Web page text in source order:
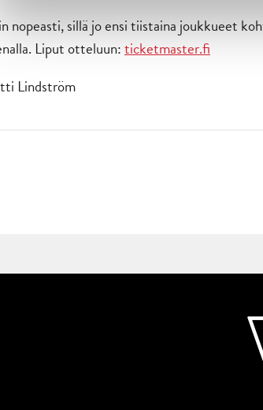
nopeasti, sillä jo ensi tiistaina joukkueet
Liput otteluun:ticketmaster.fi
Lindström